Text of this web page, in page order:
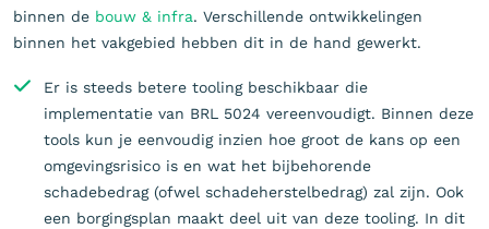
binnen de bouw & infra. Verschillende ontwikkelingen
binnen het vakgebied hebben dit in de hand gewerkt.
Er is steeds betere tooling beschikbaar die
implementatie van BRL 5024 vereenvoudigt. Binnen deze
tools kun je eenvoudig inzien hoe groot de kans op een
omgevingsrisico is en wat het bijbehorende
schadebedrag (ofwel schadeherstelbedrag) zal zijn. Ook
een borgingsplan maakt deel uit van deze tooling. In dit